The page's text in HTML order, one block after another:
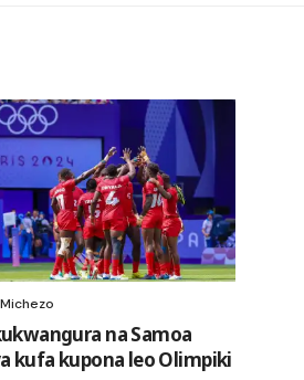
Michezo
na Samoa
kufa kupona leo Olimpiki